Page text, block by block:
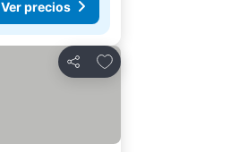
Ver precios
Compartir
Agregar a favoritos